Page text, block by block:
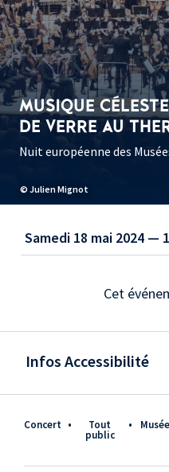
© Julien Mignot
MUSIQUE
DE VERRE AU
Nuit européenne des
Concert • tout
public
•
Samedi 18 mai 2024 —
Cet
Infos Accessibilité